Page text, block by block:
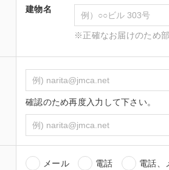
建物名
※正確なお届けのため
確認のため再度入力して下さい。
メール 電話 電話、